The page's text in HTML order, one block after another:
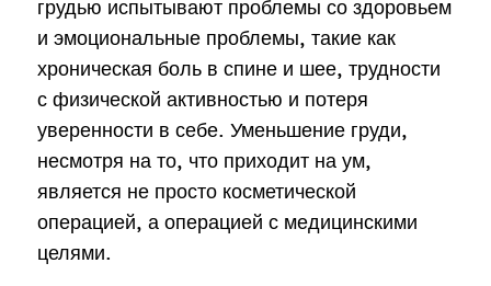
грудью испытывают проблемы со здоровьем
и эмоциональные проблемы, такие как
хроническая боль в спине и шее, трудности
с физической активностью и потеря
уверенности в себе. Уменьшение груди,
несмотря на то, что приходит на ум,
является не просто косметической
операцией, а операцией с медицинскими
целями.